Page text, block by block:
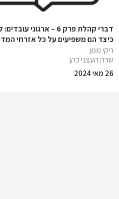
דברי קהלת פרק 6 – ארגוני
כיצד הם משפיעים על כל אזרחי
ולרע?
ריקי ממן
שרה העצני כהן
26 מאי 2024